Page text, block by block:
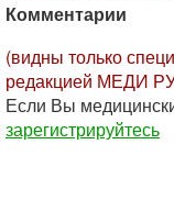
Комментарии
(видны только
редакцией МЕДИ
Если Вы
зарегистрируйтесь